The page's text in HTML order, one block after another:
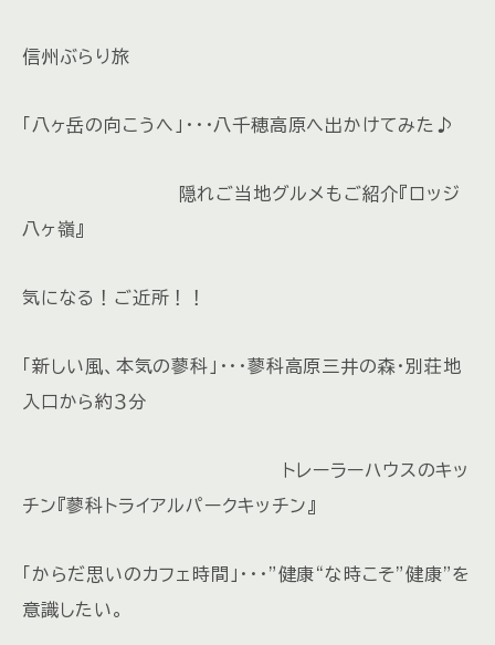
信州ぶらり旅
「八ヶ岳の向こうへ」・・・八千穂高原へ出かけてみた♪
隠れご当地グルメもご紹介『ロッジ
八ヶ嶺』
気になる！ご近所！！
「新しい風、本気の蓼科」・・・蓼科高原三井の森・別荘地
入口から約３分
トレーラーハウスのキッ
チン『蓼科トライアルパークキッチン』
「からだ思いのカフェ時間」・・・”健康“な時こそ”健康”を
意識したい。